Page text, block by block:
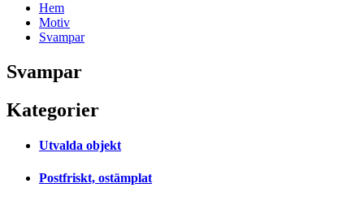
Hem
Motiv
Svampar
Svampar
Kategorier
Utvalda objekt
Postfriskt, ostämplat